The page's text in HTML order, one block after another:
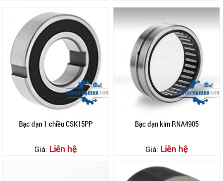
Bạc đạn 1 chiều CSK15PP
Giá: Liên hệ
Bạc đạn kim RNA4905
Giá: Liên hệ